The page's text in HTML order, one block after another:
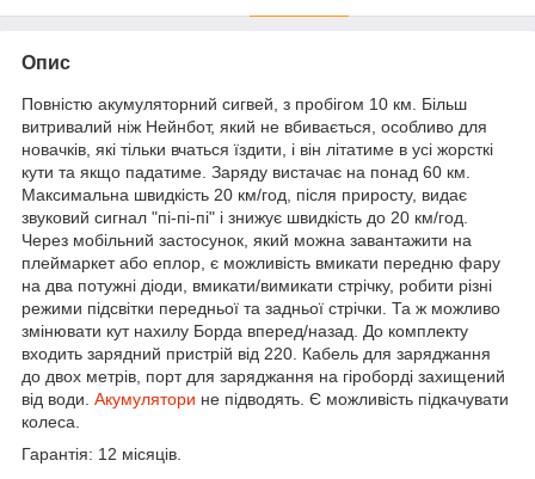
Опис
Повністю акумуляторний сигвей, з пробігом 10 км. Більш
витривалий ніж Нейнбот, який не вбивається, особливо для
новачків, які тільки вчаться їздити, і він літатиме в усі жорсткі
кути та якщо падатиме. Заряду вистачає на понад 60 км.
Максимальна швидкість 20 км/год, після приросту, видає
звуковий сигнал "пі-пі-пі" і знижує швидкість до 20 км/год.
Через мобільний застосунок, який можна завантажити на
плеймаркет або еплор, є можливість вмикати передню фару
на два потужні діоди, вмикати/вимикати стрічку, робити різні
режими підсвітки передньої та задньої стрічки. Та ж можливо
змінювати кут нахилу Борда вперед/назад. До комплекту
входить зарядний пристрій від 220. Кабель для заряджання
до двох метрів, порт для заряджання на гіроборді захищений
від води. Акумулятори не підводять. Є можливість підкачувати
колеса.
Гарантія: 12 місяців.